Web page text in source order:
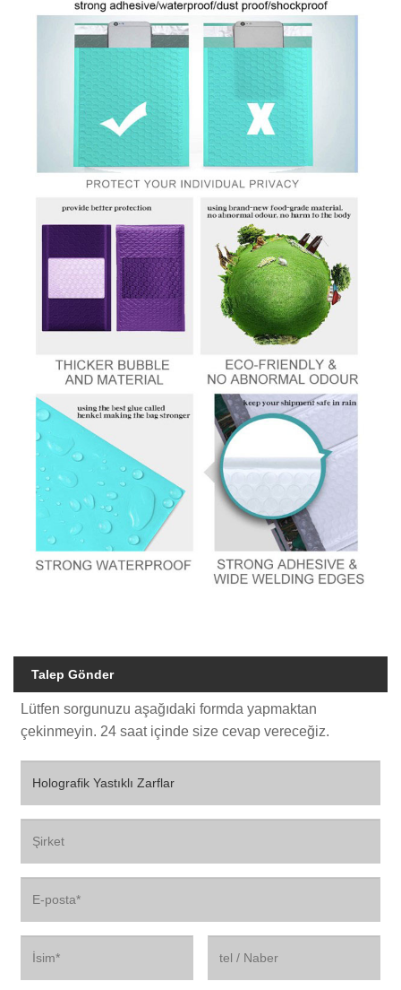
Talep Gönder
Lütfen sorgunuzu aşağıdaki formda yapmaktan
çekinmeyin. 24 saat içinde size cevap vereceğiz.